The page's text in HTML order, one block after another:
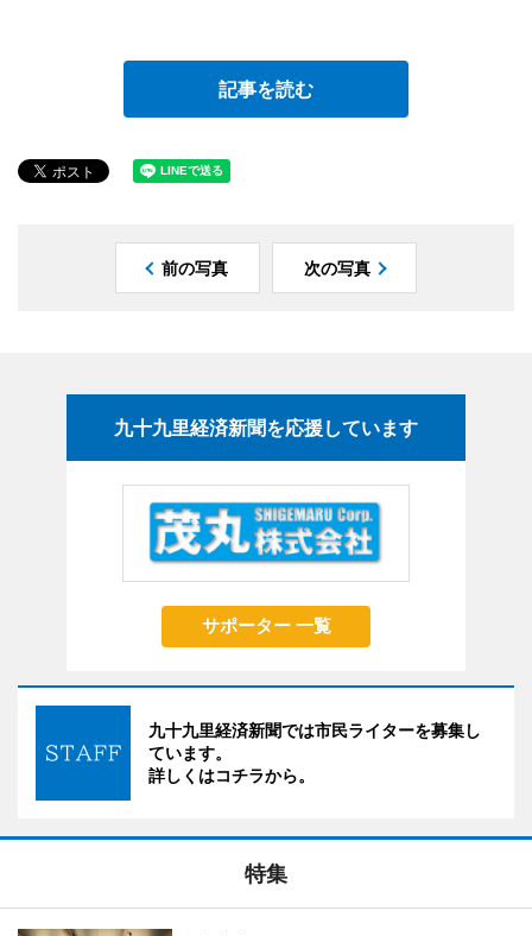
記事を読む
前の写真 次の写真
九十九里経済新聞を応援しています
サポーター 一覧
九十九里経済新聞では市民ライターを募集し
ています。
詳しくはコチラから。
特集